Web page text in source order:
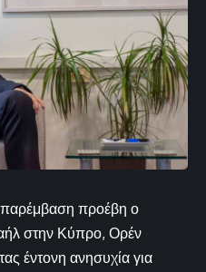
παρέμβαση προέβη ο
στην Κύπρο, Ορέν
έντονη ανησυχία για